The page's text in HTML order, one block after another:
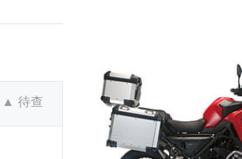
▲ 待查